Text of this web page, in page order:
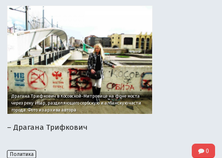
Драгана Трифкович в Косовской-Митровице на фоне моста
через реку Ибар, разделяющего сербскую и албанскую части
города. Фото из архива автора
– Драгана Трифкович
Политика 0